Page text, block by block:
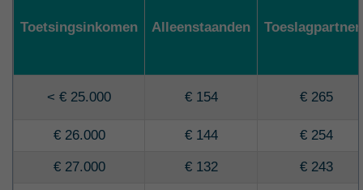
Toetsingsinkomen Alleenstaanden
< € 25.000 € 154 € 265
€ 26.000 € 144 € 254
€ 27.000 € 132 € 243